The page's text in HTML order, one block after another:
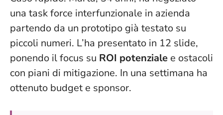
una task force interfunzionale in azienda
partendo da un prototipo già testato su
piccoli numeri. L’ha presentato in 12 slide,
ponendo il focus su ROI potenziale e ostacoli
con piani di mitigazione. In una settimana ha
ottenuto budget e sponsor.